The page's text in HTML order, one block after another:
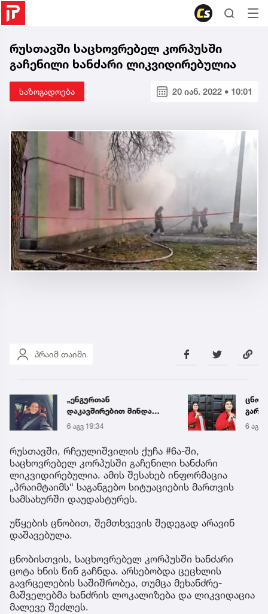
რუსთავში საცხოვრებელ კორპუსში
გაჩენილი ხანძარი ლიკვიდირებულია
საზოგადოება 20 იან. 2022 • 10:01
პრაიმ თაიმი
„ენგურთან
დაკავშირებით მინდა
ვთქვა...“ - გოგა მანიას
უახლესი
წინასწარმეტყველება
6 აგვ 19:34 6 აგვ
რუსთავში, რჩეულიშვილის ქუჩა #6ა-ში,
საცხოვრებელ კორპუსში გაჩენილი ხანძარი
ლიკვიდირებულია. ამის შესახებ ინფორმაცია
„პრაიმტაიმს“ საგანგებო სიტუაციების მართვის
სამსახურში დაუდასტურეს.
უწყების ცნობით, შემთხვევის შედეგად არავინ
დაშავებულა.
ცნობისთვის, საცხოვრებელ კორპუსში ხანძარი
ცოტა ხნის წინ გაჩნდა. არსებობდა ცეცხლის
გავრცელების საშიშრობეა, თუმცა მეხანძრე-
მაშველებმა ხანძრის ლოკალიზება და ლიკვიდაცია
მალევე შეძლეს.